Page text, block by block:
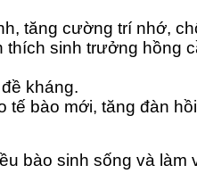
tăng cường trí nhớ,
thích sinh trưởng hồng
kháng.
bào mới, tăng đàn
bào sinh sống và làm